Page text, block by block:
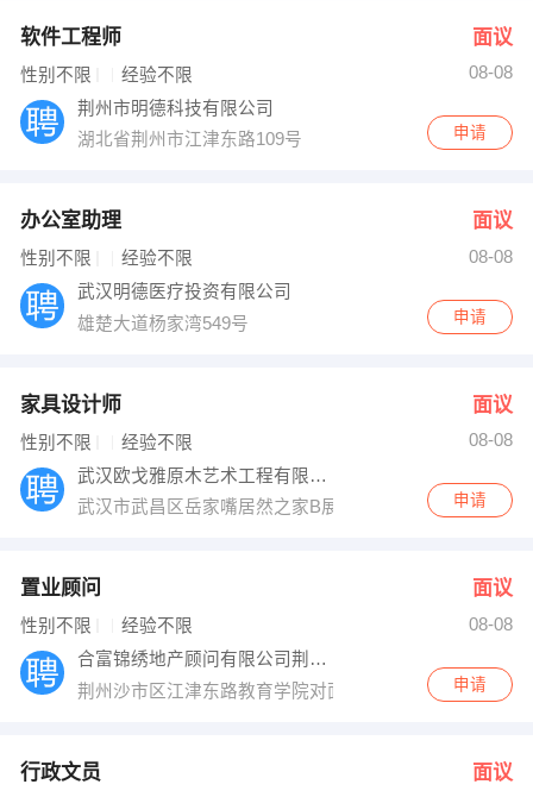
软件工程师 面议
性别不限 经验不限
08-08
荆州市明德科技有限公司
湖北省荆州市江津东路109号
申请
办公室助理 面议
性别不限 经验不限
08-08
武汉明德医疗投资有限公司
雄楚大道杨家湾549号
申请
家具设计师 面议
性别不限 经验不限
08-08
武汉欧戈雅原木艺术工程有限责任公司
武汉市武昌区岳家嘴居然之家B展厅2楼
申请
置业顾问 面议
性别不限 经验不限
08-08
合富锦绣地产顾问有限公司荆州分公司
荆州沙市区江津东路教育学院对面（人信阳光青年城）
申请
行政文员 面议